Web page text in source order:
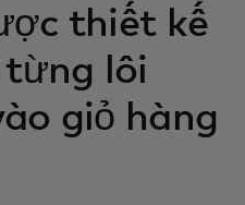
thiết kế
từng lôi
giỏ hàng